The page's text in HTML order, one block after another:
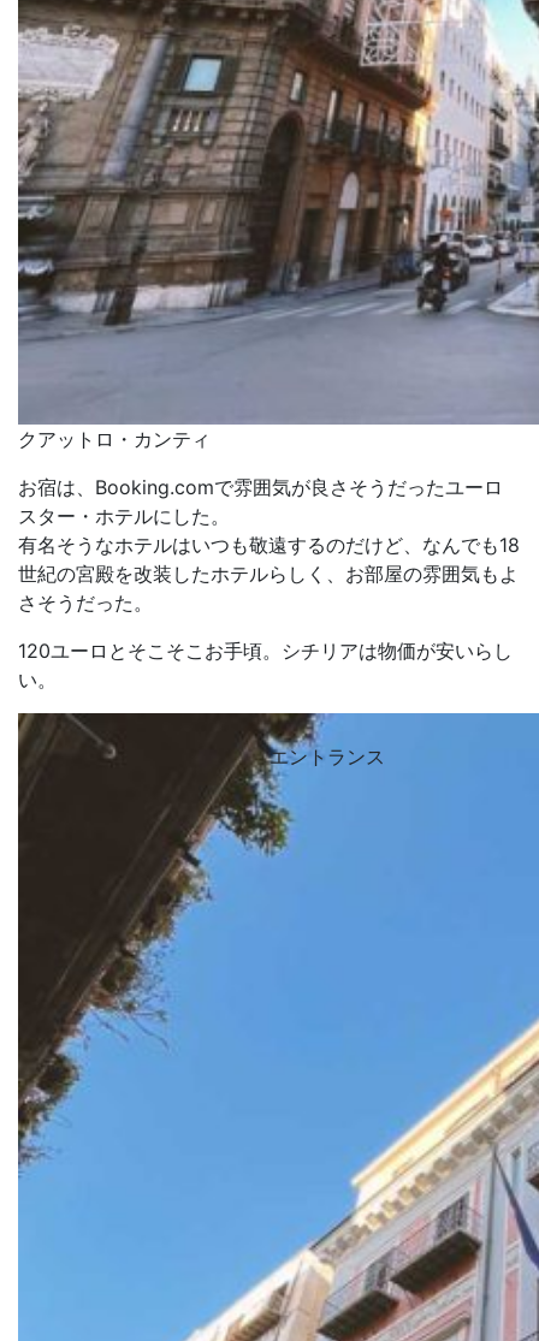
クアットロ・カンティ
お宿は、Booking.comで雰囲気が良さそうだったユーロ
スター・ホテルにした。
有名そうなホテルはいつも敬遠するのだけど、なんでも18
世紀の宮殿を改装したホテルらしく、お部屋の雰囲気もよ
さそうだった。
120ユーロとそこそこお手頃。シチリアは物価が安いらし
い。
エントランス